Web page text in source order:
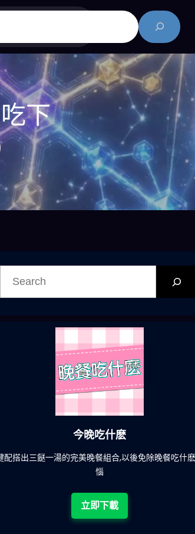
下
今晚吃什麽
配搭出三餸一湯的完美晚餐組合,以後免除晚餐吃什
惱
立即下載